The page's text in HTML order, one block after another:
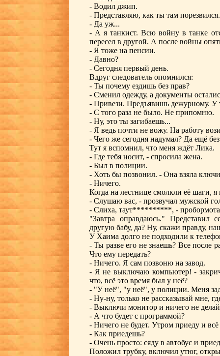
- Водил джип.
- Представляю, как ты там порезвился.
- Да уж...
- А я танкист. Всю войну в танке
пересел в другой. А после войны
- Я тоже на пенсии.
- Давно?
- Сегодня первый день.
Вдруг следователь опомнился:
- Ты почему ездишь без прав?
- Сменил одежду, а документы
- Привези. Предъявишь дежурному. У
- С того раза не было. Не припомню.
- Ну, это ты загибаешь...
- Я ведь почти не вожу. На работу
- Чего же сегодня надумал? Да ещё
Тут я вспомнил, что меня ждёт Лика.
- Где тебя носит, - спросила жена.
- Был в полиции.
- Хоть бы позвонил. - Она взяла
- Ничего.
Когда на лестнице смолкли её шаги, я
- Слушаю вас, - прозвучал мужской
- Слиха, таут**********, -
"Завтра оправдаюсь." Представил
другую бабу, да? Ну, скажи правду,
У Хаима долго не подходили к
- Ты разве его не знаешь? Все после
Что ему передать?
- Ничего. Я сам позвоню на завод.
- Я не выключаю компьютер! -
что, всё это время был у неё?
- "У неё", "у неё", у полиции. Меня
- Ну-ну, только не рассказывай мне,
- Выключи монитор и ничего не
- А что будет с программой?
- Ничего не будет. Утром приеду и
- Как приедешь?
- Очень просто: сяду в автобус и
Положил трубку, включил утюг,